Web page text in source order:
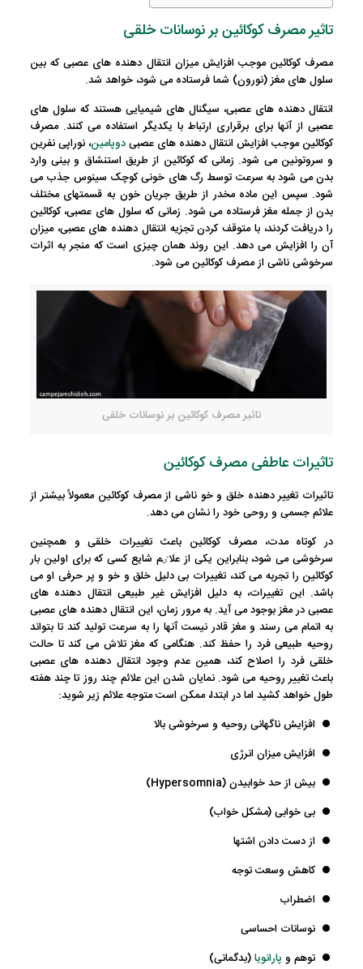
تاثیر مصرف کوکائین بر نوسانات خلقی
مصرف کوکائین موجب افزایش میزان انتقال دهنده های عصبی که بین
سلول های مغز (نورون) شما فرستاده می شود، خواهد شد.
انتقال دهنده های عصبی، سیگنال های شیمیایی هستند که سلول های
عصبی از آنها برای برقراری ارتباط با یکدیگر استفاده می کنند. مصرف
کوکائین موجب افزایش انتقال دهنده های عصبیدوپامین، نوراپی نفرین
و سروتونین می شود. زمانی که کوکائین از طریق استنشاق و بینی وارد
بدن می شود به سرعت توسط رگ های خونی کوچک سینوس جذب می
شود. سپس این ماده مخدر از طریق جریان خون به قسمتهای مختلف
بدن از جمله مغز فرستاده می شود. زمانی که سلول های عصبی، کوکائین
را دریافت کردند، با متوقف کردن تجزیه انتقال دهنده های عصبی، میزان
آن را افزایش می دهد. این روند همان چیزی است که منجر به اثرات
سرخوشی ناشی از مصرف کوکائین می شود.
تاثیر مصرف کوکائین بر نوسانات خلقی
تاثیرات عاطفی مصرف کوکائین
تاثیرات تغییر دهنده خلق و خو ناشی از مصرف کوکائین معمولاً بیشتر از
علائم جسمی و روحی خود را نشان می دهد.
در کوتاه مدت، مصرف کوکائین باعث تغییرات خلقی و همچنین
سرخوشی می شود، بنابراین یکی از علاٸم شایع کسی که برای اولین بار
کوکائین را تجربه می کند، تغییرات بی دلیل خلق و خو و پر حرفی او می
باشد. این تغییرات، به دلیل افزایش غیر طبیعی انتقال دهنده های
عصبی در مغز بوجود می آید. به مرور زمان، این انتقال دهنده های عصبی
به اتمام می رسند و مغز قادر نیست آنها را به سرعت تولید کند تا بتواند
روحیه طبیعی فرد را حفظ کند. هنگامی که مغز تلاش می کند تا حالت
خلقی فرد را اصلاح کند، همین عدم وجود انتقال دهنده های عصبی
باعث تغییر روحیه می شود. نمایان شدن این علائم چند روز تا چند هفته
طول خواهد کشید اما در ابتدا، ممکن است متوجه علائم زیر شوید:
افزایش ناگهانی روحیه و سرخوشی بالا
افزایش میزان انرژی
بیش از حد خوابیدن (Hypersomnia)
بی خوابی (مشکل خواب)
از دست دادن اشتها
کاهش وسعت توجه
اضطراب
نوسانات احساسی
توهم و پارانویا(بدگمانی)